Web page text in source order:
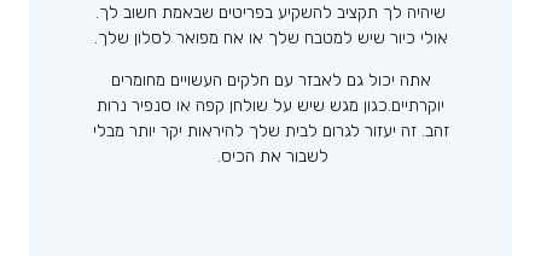
שיהיה לך תקציב להשקיע בפריטים שבאמת חשוב לך.
אולי כיור שיש למטבח שלך או אח מפואר לסלון שלך.
אתה יכול גם לאבזר עם חלקים העשויים מחומרים
יוקרתיים.כגון מגש שיש על שולחן קפה או סנפיר נרות
זהב. זה יעזור לגרום לבית שלך להיראות יקר יותר מבלי
לשבור את הכיס.